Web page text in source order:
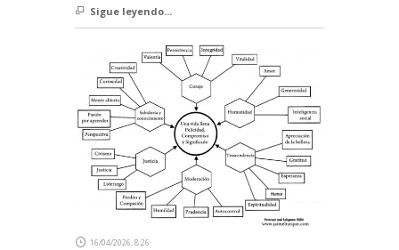
Sigue leyendo...
16/04/2026, 8:26